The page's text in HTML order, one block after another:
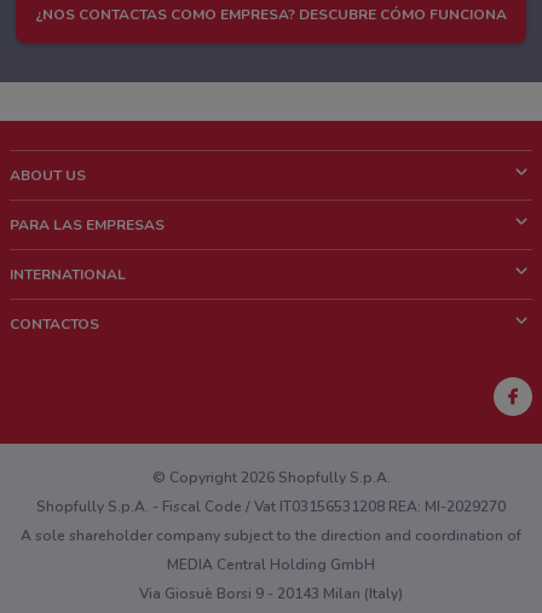
¿NOS CONTACTAS COMO EMPRESA? DESCUBRE CÓMO FUNCIONA
ABOUT US
¿Quiénes Somos?
Trabaja con nosotros
PARA LAS EMPRESAS
Contacto comercial
INTERNATIONAL
CONTACTOS
¿Encontraste un problema en la web o en la aplicación?
© Copyright 2026 Shopfully S.p.A.
Shopfully S.p.A. - Fiscal Code / Vat IT03156531208 REA: MI-2029270
A sole shareholder company subject to the direction and coordination of
MEDIA Central Holding GmbH
Via Giosuè Borsi 9 - 20143 Milan (Italy)